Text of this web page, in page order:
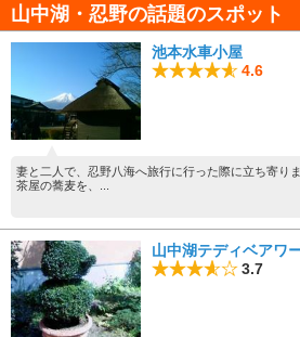
山中湖・忍野の話題のスポット
池本水車小屋
4.6
妻と二人で、忍野八海へ旅行に行った際に立ち寄り
茶屋の蕎麦を、...
山中湖テディベアワ
3.7